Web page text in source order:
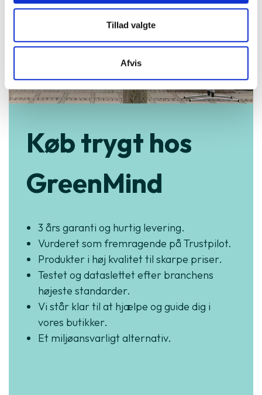
Tillad valgte
Afvis
Køb trygt hos
GreenMind
3 års garanti og hurtig levering.
Vurderet som fremragende på Trustpilot.
Produkter i høj kvalitet til skarpe priser.
Testet og dataslettet efter branchens
højeste standarder.
Vi står klar til at hjælpe og guide dig i
vores butikker.
Et miljøansvarligt alternativ.